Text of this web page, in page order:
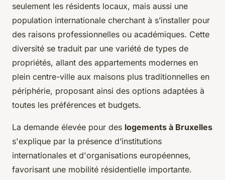
seulement les résidents locaux, mais aussi une
population internationale cherchant à s’installer pour
des raisons professionnelles ou académiques. Cette
diversité se traduit par une variété de types de
propriétés, allant des appartements modernes en
plein centre-ville aux maisons plus traditionnelles en
périphérie, proposant ainsi des options adaptées à
toutes les préférences et budgets.
La demande élevée pour des logements à Bruxelles
s'explique par la présence d’institutions
internationales et d'organisations européennes,
favorisant une mobilité résidentielle importante.